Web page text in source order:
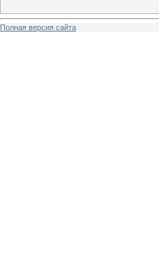
Полная версия сайта